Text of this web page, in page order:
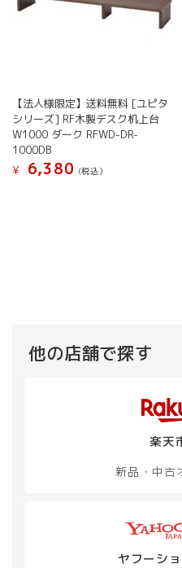
【法人様限定】送料無料 [ユピタ
シリーズ] RF木製デスク机上台
W1000 ダーク RFWD-DR-
1000DB
¥
6,380 (税込）
他の店舗で探す
楽天
新品・中古
ヤフーシ